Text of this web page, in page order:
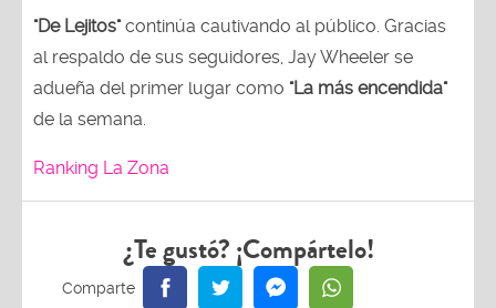
"De Lejitos"continúa cautivando al público. Gracias
al respaldo de sus seguidores, Jay Wheeler se
adueña del primer lugar como "La más encendida"
de la semana.
Ranking La Zona
¿Te gustó? ¡Compártelo!